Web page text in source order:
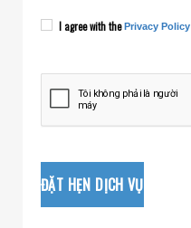
I agree with thePrivacy Policy
ĐẶT HẸN DỊCH VỤ